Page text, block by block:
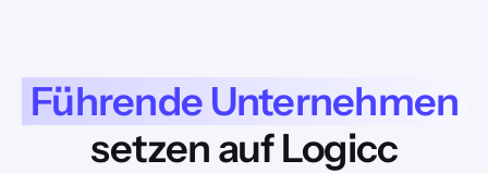
Führende Unternehmen
setzen auf Logicc